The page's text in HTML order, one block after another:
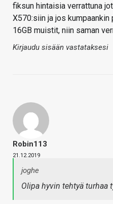
fiksun hintaisia verrattuna
X570:siin ja jos
16GB muistit, niin saman
Kirjaudu sisään vastataksesi
Robin113
21.12.2019
joghe
Olipa hyvin tehtyä turhaa